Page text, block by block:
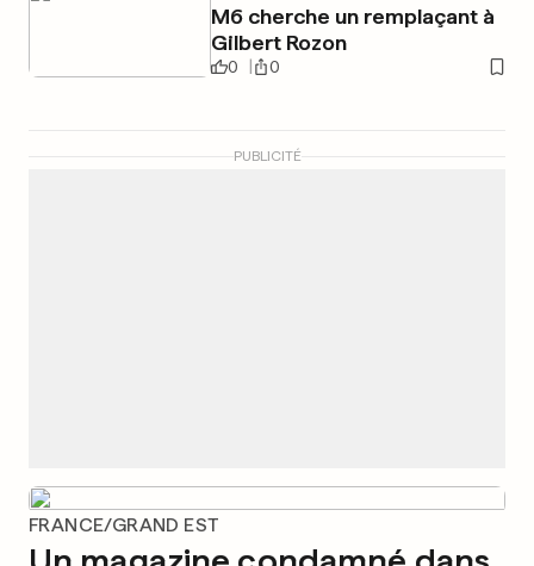
M6 cherche un remplaçant à
Gilbert Rozon
0 0
PUBLICITÉ
FRANCE/GRAND EST